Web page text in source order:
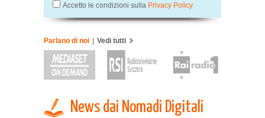
Accetto le condizioni sulla Privacy Policy
Parlano di noi | Vedi tutti
News dai Nomadi Digitali